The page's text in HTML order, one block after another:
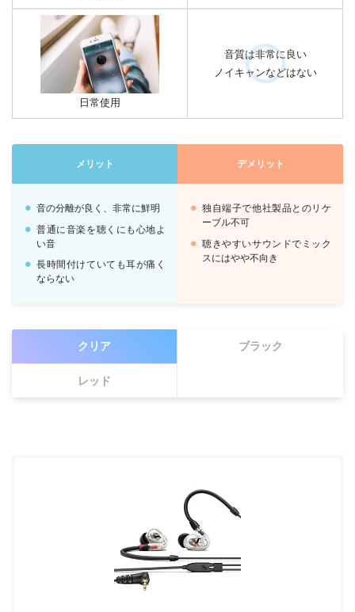
日常使用
音質は非常に良い
ノイキャンなどはない
メリット デメリット
音の分離が良く、非常に鮮明
普通に音楽を聴くにも心地よ
い音
長時間付けていても耳が痛く
ならない
独自端子で他社製品とのリケ
ーブル不可
聴きやすいサウンドでミック
スにはやや不向き
クリア ブラック
レッド